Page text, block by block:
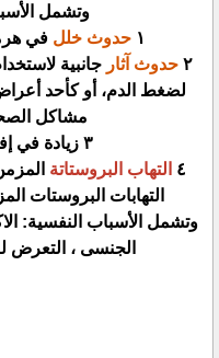
وتشمل
١ حدوث خلل في
٢ حدوث آثار جانبية
لضغط الدم، أو كأحد
مشاكل
٣ زيادة في إفرازات الغدة الدرقية.
٤ التهاب البروستاتة
التهابات البروستات
وتشمل الأسباب النفسية:
الجنسى ، التعرض